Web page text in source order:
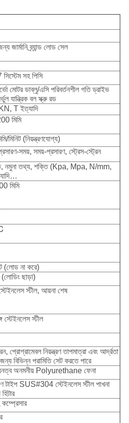
জার্মানি ব্র্যান্ড লোড সেল
সহ পিসি
মোটর ডাব্লু/এসি পরিবর্তনশীল গতি ড্রাইভ
যান্ত্রিক বল স্ক্রু রড
T ইত্যাদি
মিমি
মিনিট (নিয়ন্ত্রণযোগ্য)
সময়, সময়-প্রসারণ, স্ট্রেস-স্ট্রেন
নমুনা তথ্য, শক্তি (Kpa, Mpa, N/mm,
মিমি
(লোড না করে)
ছাড়া)
স্টীল, আয়না শেষ
স্টেইনলেস স্টীল
প্রোগ্রামেবল নিয়ন্ত্রণ তাপমাত্রা এবং আর্দ্রতা
বিভিন্ন পরামিতি সেট করতে পারে
অনমনীয় Polyurethane ফেনা
টাইপ SUS#304 স্টেইনলেস স্টীল পাখনা
কম্প্রেসার